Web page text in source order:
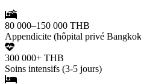
80 000–150 000 THB
Appendicite (hôpital privé
300 000+ THB
Soins intensifs (3-5 jours)